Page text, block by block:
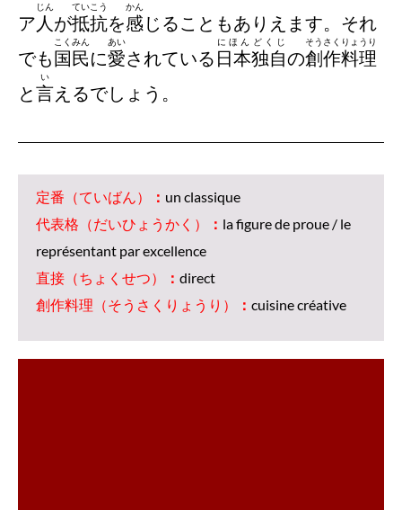
ア 人
じん
が抵抗
ていこう
を感
かん
じることもありえます。それ
でも国民
こくみん
に愛
あい
されている 日本
にほん
独自
どくじ
の創作料理
そうさくりょうり
と言
い
えるでしょう。
定番（ていばん） ： un classique
代表格（だいひょうかく）
： la figure de proue / le
représentant par excellence
直接（ちょくせつ）
： direct
創作料理（そうさくりょうり）
： cuisine créative